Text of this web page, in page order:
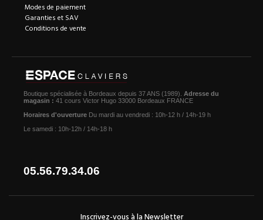
Modes de paiement
Garanties et SAV
Conditions de vente
Boutique spécialisée à Bordeaux depuis 37 ANS (1989). Adresse du
magasin : 41 cours Victor Hugo 33000 Bordeaux FRANCE
Horaires d'ouverture Du mardi au vendredi : 10h-12 h / 14h-19 h
Le samedi : 10h-12h / 14h-18 h
05.56.79.34.06